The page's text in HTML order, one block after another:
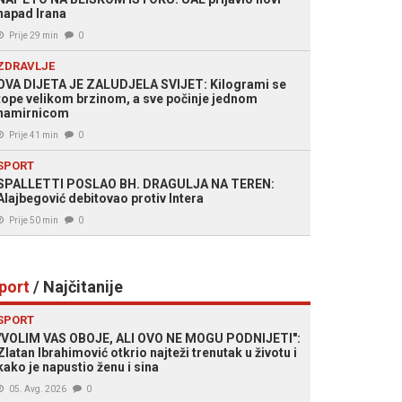
Irana
Prije 29 min 0
DIJETA JE ZALUDJELA SVIJET: Kilogrami se
velikom brzinom, a sve počinje jednom
Prije 41 min 0
POSLAO BH. DRAGULJA NA TEREN:
debitovao protiv Intera
Prije 50 min 0
/ Najčitanije
VAS OBOJE, ALI OVO NE MOGU PODNIJETI":
Ibrahimović otkrio najteži trenutak u životu i
je napustio ženu i sina
05. Avg. 2026 0